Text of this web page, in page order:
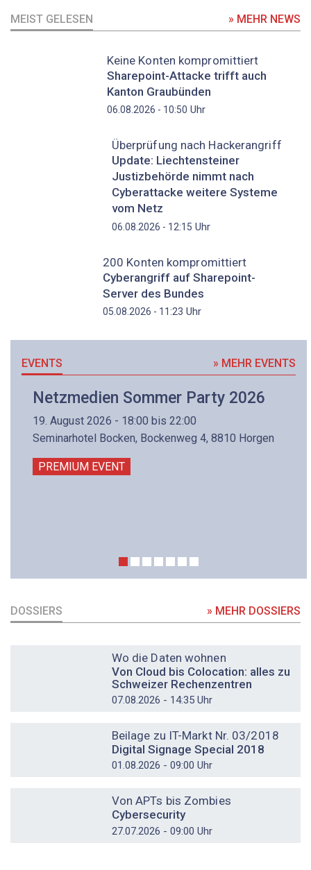
MEIST GELESEN » MEHR NEWS
Keine Konten kompromittiert
Sharepoint-Attacke trifft auch
Kanton Graubünden
06.08.2026 - 10:50 Uhr
Überprüfung nach Hackerangriff
Update: Liechtensteiner
Justizbehörde nimmt nach
Cyberattacke weitere Systeme
vom Netz
06.08.2026 - 12:15 Uhr
200 Konten kompromittiert
Cyberangriff auf Sharepoint-
Server des Bundes
05.08.2026 - 11:23 Uhr
EVENTS » MEHR EVENTS
Netzmedien Sommer Party 2026
19. August 2026 - 18:00 bis 22:00
Seminarhotel Bocken, Bockenweg 4, 8810 Horgen
PREMIUM EVENT
DOSSIERS » MEHR DOSSIERS
Wo die Daten wohnen
Von Cloud bis Colocation: alles zu
Schweizer Rechenzentren
07.08.2026 - 14:35 Uhr
Beilage zu IT-Markt Nr. 03/2018
Digital Signage Special 2018
01.08.2026 - 09:00 Uhr
Von APTs bis Zombies
Cybersecurity
27.07.2026 - 09:00 Uhr